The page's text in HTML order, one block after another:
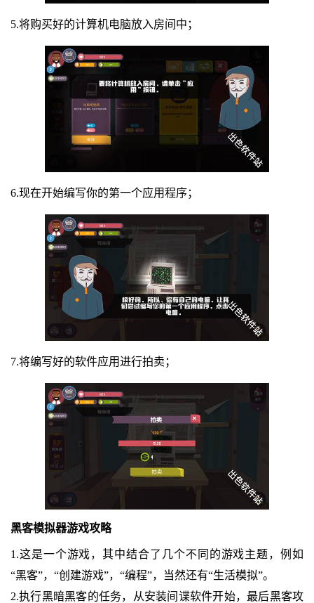
5.将购买好的计算机电脑放入房间中；
6.现在开始编写你的第一个应用程序；
7.将编写好的软件应用进行拍卖；
黑客模拟器游戏攻略
1.这是一个游戏，其中结合了几个不同的游戏主题，例如
“黑客”，“创建游戏”，“编程”，当然还有“生活模拟”。
2.执行黑暗黑客的任务，从安装间谍软件开始，最后黑客攻